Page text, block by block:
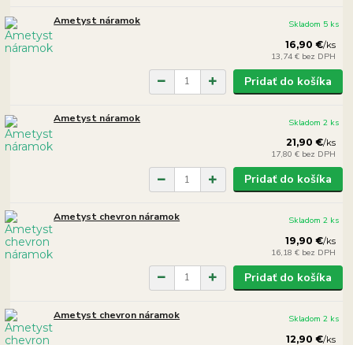
Ametyst náramok
16,90 €/ks
13,74 € bez DPH
Skladom 5 ks
Pridať do košíka
Ametyst náramok
21,90 €/ks
17,80 € bez DPH
Skladom 2 ks
Pridať do košíka
Ametyst chevron náramok
19,90 €/ks
16,18 € bez DPH
Skladom 2 ks
Pridať do košíka
Ametyst chevron náramok
12,90 €/ks
Skladom 2 ks